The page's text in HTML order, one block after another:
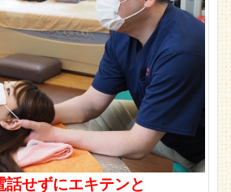
せずにエキテンと